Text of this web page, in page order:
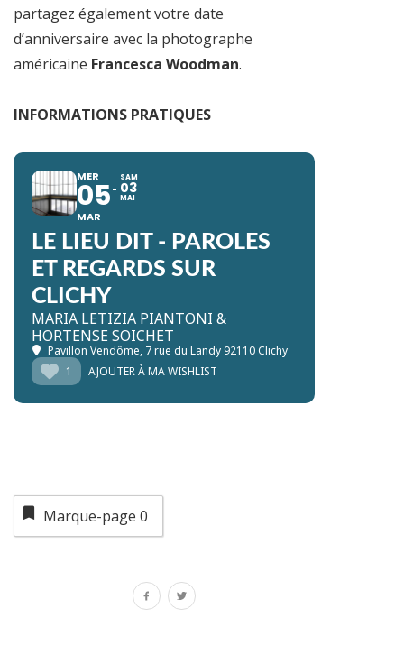
partagez également votre date
d’anniversaire avec la photographe
américaine Francesca Woodman.
INFORMATIONS PRATIQUES
MER
05
MAR
SAM
03
MAI
LE LIEU DIT - PAROLES
ET REGARDS SUR
CLICHY
MARIA LETIZIA PIANTONI &
HORTENSE SOICHET
Pavillon Vendôme, 7 rue du Landy 92110 Clichy
1
AJOUTER À MA WISHLIST
Marque-page 0